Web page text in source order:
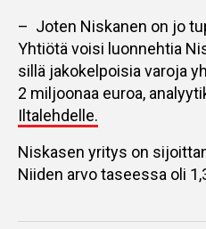
– Joten Niskanen on jo
Yhtiötä voisi luonnehtia
sillä jakokelpoisia varoja
2 miljoonaa euroa,
Iltalehdelle.
Niskasen yritys on
Niiden arvo taseessa oli